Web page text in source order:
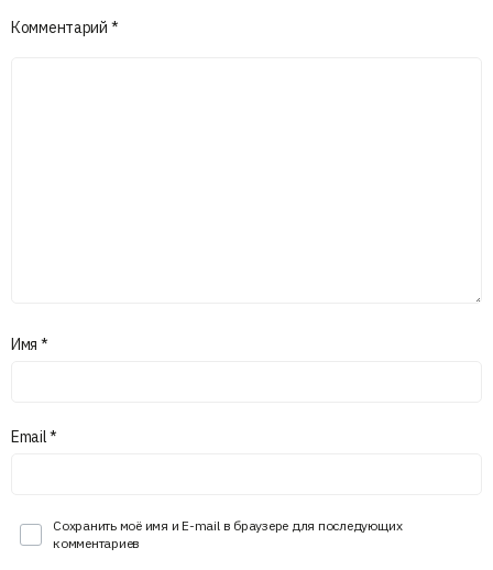
Комментарий *
Имя *
Email*
Сохранить моё имя и E-mail в браузере для последующих
комментариев